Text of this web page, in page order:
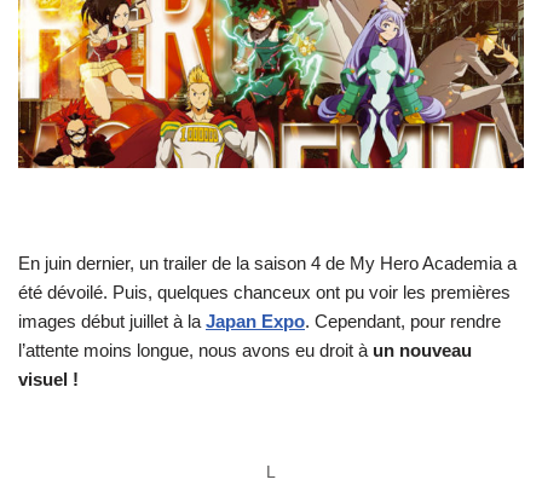
En juin dernier, un trailer de la saison 4 de My Hero Academia a
été dévoilé. Puis, quelques chanceux ont pu voir les premières
images début juillet à laJapan Expo. Cependant, pour rendre
l’attente moins longue, nous avons eu droit à un nouveau
visuel !
L